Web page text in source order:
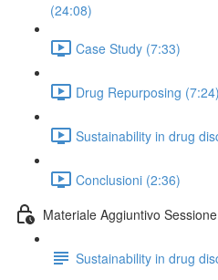
(24:08)
Case Study (7:33)
Drug Repurposing (7:24)
Sustainability in drug
Conclusioni (2:36)
Materiale Aggiuntivo
Sustainability in drug